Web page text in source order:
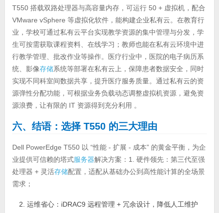
T550 搭载双路处理器与高容量内存，可运行 50 + 虚拟机，配合
VMware vSphere 等虚拟化软件，能构建企业私有云。在教育行
业，学校可通过私有云平台实现教学资源的集中管理与分发，学
生可按需获取课程资料、在线学习；教师也能在私有云环境中进
行教学管理、批改作业等操作。医疗行业中，医院的电子病历系
统、影像存储系统等部署在私有云上，保障患者数据安全，同时
实现不同科室间数据共享，提升医疗服务质量。通过私有云的资
源弹性分配功能，可根据业务负载动态调整虚拟机资源，避免资
源浪费，让有限的 IT 资源得到充分利用 。
六、结语：选择 T550 的三大理由
Dell PowerEdge T550 以 “性能 - 扩展 - 成本” 的黄金平衡，为企
业提供可信赖的塔式服务器解决方案：1. 硬件领先：第三代至强
处理器 + 灵活存储配置，适配从基础办公到高性能计算的全场景
需求；
运维省心：iDRAC9 远程管理 + 冗余设计，降低人工维护